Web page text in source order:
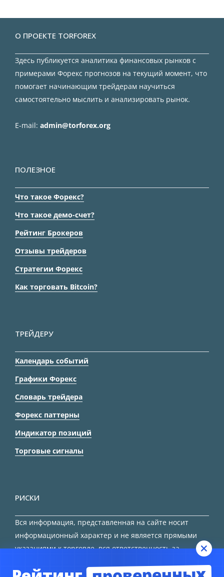
О ПРОЕКТЕ TORFOREX
Здесь публикуется аналитика финансовых рынков с
примерами Форекс прогнозов на текущий момент, что
помогает начинающим трейдерам научиться
самостоятельно мыслить и анализировать рынок.
E-mail: admin@torforex.org
ПОЛЕЗНОЕ
Что такое Форекс?
Что такое демо-счет?
Рейтинг Брокеров
Отзывы трейдеров
Стратегии Форекс
Как торговать Bitcoin?
ТРЕЙДЕРУ
Календарь событий
Графики Форекс
Словарь трейдера
Форекс паттерны
Индикатор позиций
Торговые сигналы
РИСКИ
Вся информация, представленная на сайте носит
информационный характер и не является прямыми
указаниями к торговле, вся ответственность за